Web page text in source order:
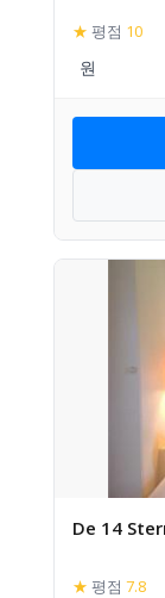
★ 평점 10
De 14
★ 평점 7.8